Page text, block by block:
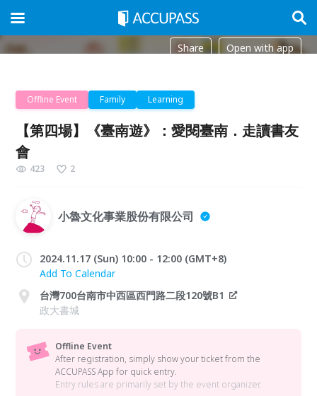
Share Open with app
Offline Event Family Learning
【第四場】《臺南遊》：愛閱臺南．走讀書友
會
423 2
小魯文化事業股份有限公司
2024.11.17 (Sun) 10:00 - 12:00 (GMT+8)
Add To Calendar
台灣700台南市中西區西門路二段120號B1
政大書城
Offline Event
After registration, simply show your ticket from the
ACCUPASS App for quick entry.
Entry rules are primarily set by the event organizer.